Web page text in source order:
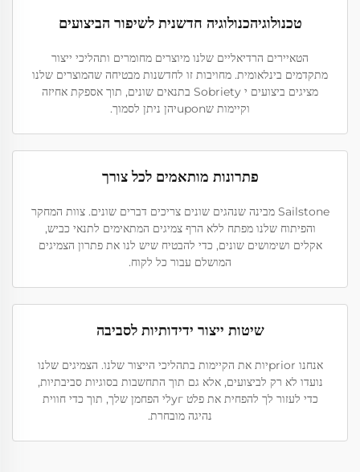
טכנולוגיהכנולוגיה חדשנית לשיפור הביצועים
הטאיירים הרדיאליים שלנו מיוצרים מחומרים ותהליכי ייצור
מתקדמים בינלאומית. מחויבות זו לחדשנות מבטיחה שהמוצרים שלנו
מציגים ביצועים י Sobriety בתנאים שונים, תוך אספקת אחיזה
וקיימות שuponיהן ניתן לסמוך.
פתרונות מותאמים לכל צורך
Sailstone מבינה שנהגים שונים צריכים דברים שונים. צוות המחקר
והפיתוח שלנו מפתח ללא הרף צמיגים המתאימים לתנאי כביש,
אקלים ושימושים שונים, כדי להבטיח שיש לנו את פתרון הצמיגים
המושלם עבור כל לקוח.
שיטות ייצור ידידותיות לסביבה
אנחנו priorיות את הקיימות בתהליכי הייצור שלנו. הצמיגים שלנו
נועדו לא רק לביצועים, אלא גם תוך התחשבות בסוגיות סביבתיות,
כדי לעזור לך להפחית את פלט угלי הפחמן שלך, תוך כדי חווית
נהיגה מובחרת.